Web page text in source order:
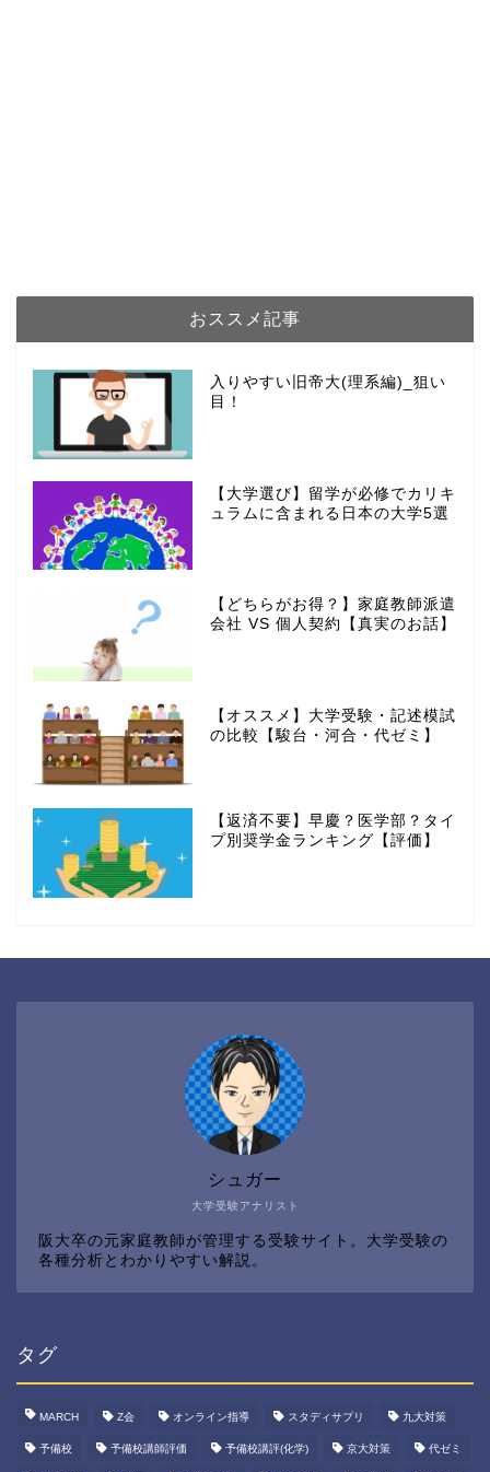
おススメ記事
入りやすい旧帝大(理系編)_狙い
目！
【大学選び】留学が必修でカリキ
ュラムに含まれる日本の大学5選
【どちらがお得？】家庭教師派遣
会社 VS 個人契約【真実のお話】
【オススメ】大学受験・記述模試
の比較【駿台・河合・代ゼミ】
【返済不要】早慶？医学部？タイ
プ別奨学金ランキング【評価】
大学受験アナリスト
シュガー
阪大卒の元家庭教師が管理する受験サイト。大学受験の
各種分析とわかりやすい解説。
タグ
MARCH Z会 オンライン指導 スタディサプリ 九大対策
予備校 予備校講師評価 予備校講評(化学) 京大対策 代ゼミ